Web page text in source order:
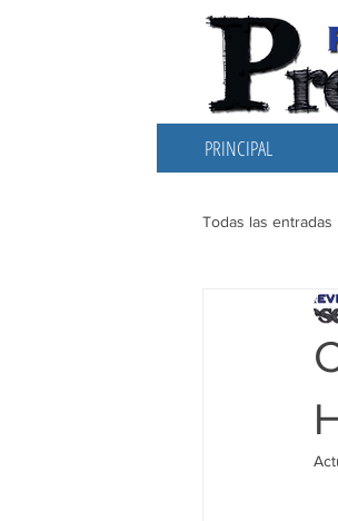
PRINCIPAL
Todas las entradas
EDITORIAL